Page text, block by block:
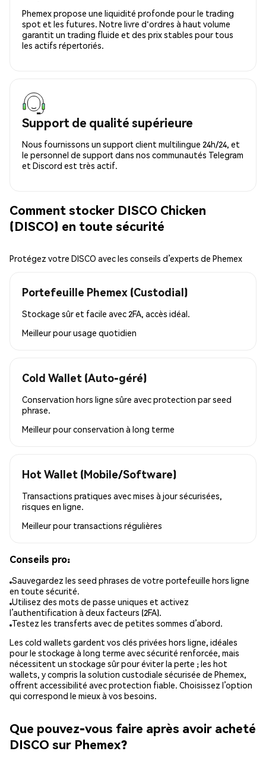
Phemex propose une liquidité profonde pour le trading
spot et les futures. Notre livre d'ordres à haut volume
garantit un trading fluide et des prix stables pour tous
les actifs répertoriés.
Support de qualité supérieure
Nous fournissons un support client multilingue 24h/24, et
le personnel de support dans nos communautés Telegram
et Discord est très actif.
Comment stocker DISCO Chicken
(DISCO) en toute sécurité
Protégez votre DISCO avec les conseils d’experts de Phemex
Portefeuille Phemex (Custodial)
Stockage sûr et facile avec 2FA, accès idéal.
Meilleur pourusage quotidien
Cold Wallet (Auto-géré)
Conservation hors ligne sûre avec protection par seed
phrase.
Meilleur pourconservation à long terme
Hot Wallet (Mobile/Software)
Transactions pratiques avec mises à jour sécurisées,
risques en ligne.
Meilleur pour transactions régulières
Conseils pro:
Sauvegardez les seed phrases de votre portefeuille hors ligne
en toute sécurité.
Utilisez des mots de passe uniques et activez
l’authentification à deux facteurs (2FA).
Testez les transferts avec de petites sommes d’abord.
Les cold wallets gardent vos clés privées hors ligne, idéales
pour le stockage à long terme avec sécurité renforcée, mais
nécessitent un stockage sûr pour éviter la perte ; les hot
wallets, y compris la solution custodiale sécurisée de Phemex,
offrent accessibilité avec protection fiable. Choisissez l’option
qui correspond le mieux à vos besoins.
Que pouvez-vous faire après avoir acheté
DISCO sur Phemex?